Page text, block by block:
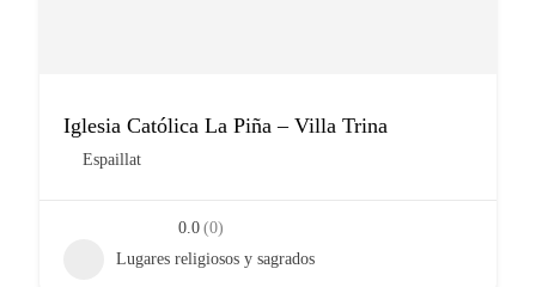
Iglesia Católica La Piña – Villa Trina
Espaillat
0.0 (0)
Lugares religiosos y sagrados